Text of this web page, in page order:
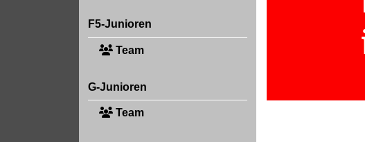
F5-Junioren
Team
G-Junioren
Team